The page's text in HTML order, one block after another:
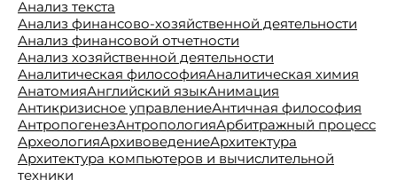
Анализ текста
Анализ финансово-хозяйственной деятельности
Анализ финансовой отчетности
Анализ хозяйственной деятельности
Аналитическая философияАналитическая химия
АнатомияАнглийский языкАнимация
Антикризисное управлениеАнтичная философия
АнтропогенезАнтропологияАрбитражный процесс
АрхеологияАрхивоведениеАрхитектура
Архитектура компьютеров и вычислительной
техники